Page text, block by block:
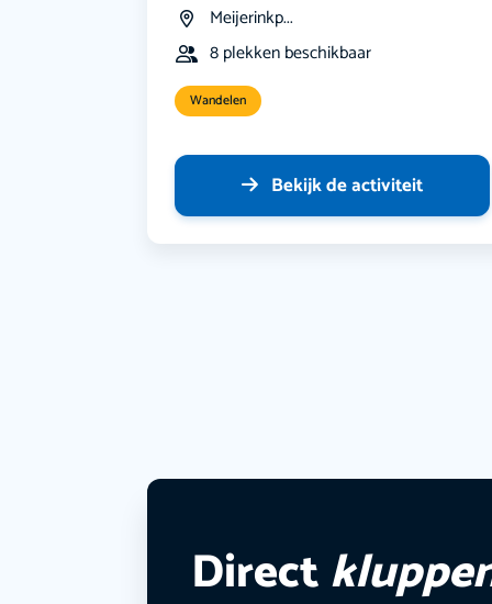
Meijerinkp...
8 plekken beschikbaar
Wandelen
Bekijk de activiteit
Direct